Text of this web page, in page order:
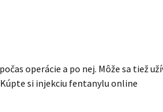
operácie a po nej. Môže sa tiež
si injekciu fentanylu online